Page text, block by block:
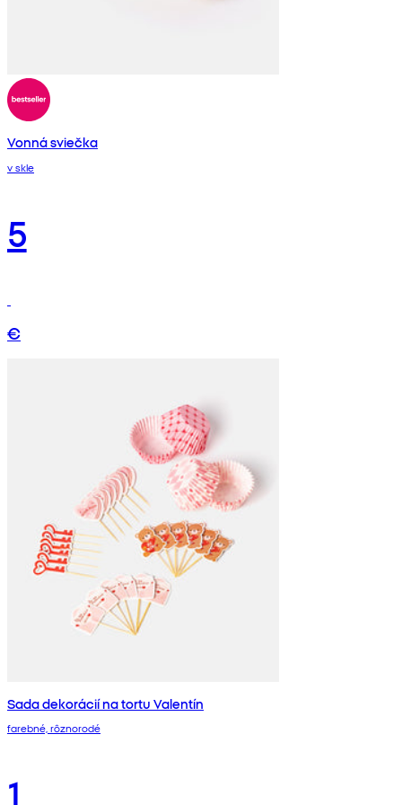
Vonná sviečka
v skle
5
€
Sada dekorácií na tortu Valentín
farebné, rôznorodé
1